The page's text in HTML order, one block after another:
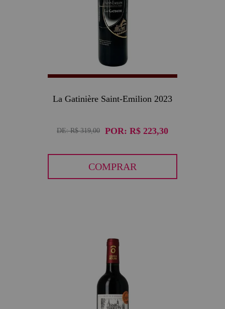
La Gatinière Saint-Emilion 2023
DE:R$ 319,00 POR: R$ 223,30
COMPRAR